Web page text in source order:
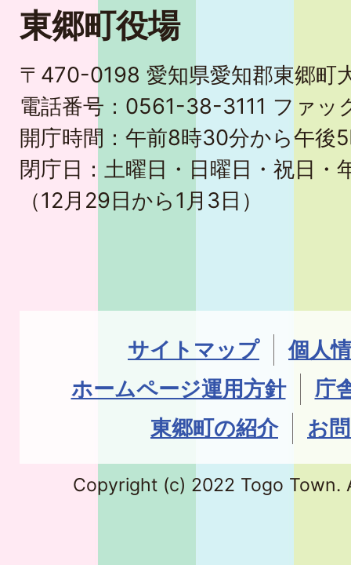
東郷町役場
〒470-0198 愛知県愛知郡東郷町
電話番号：0561-38-3111 ファ
開庁時間：午前8時30分から午後
閉庁日：土曜日・日曜日・祝日・
（12月29日から1月3日）
サイトマップ
個人
ホームページ運用方針
庁
東郷町の紹介
お
Copyright (c) 2022 Togo Town.